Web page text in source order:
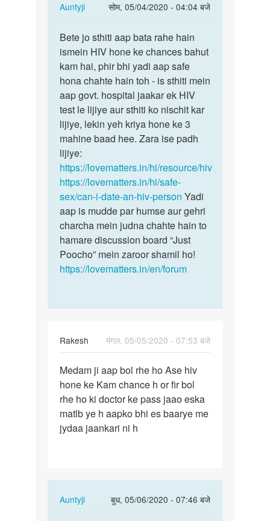
Auntyji
सोम, 05/04/2020 - 04:04 बजे
In
to
Medam
ji
Mene
ek
ladki
se…
by
Bete
jo
sthiti
aap
bata
rahe…
Bete jo sthiti aap bata rahe hain
ismein HIV hone ke chances bahut
kam hai, phir bhi yadi aap safe
hona chahte hain toh - is sthiti mein
aap govt. hospital jaakar ek HIV
test le lijiye aur sthiti ko nischit kar
lijiye, lekin yeh kriya hone ke 3
mahine baad hee. Zara ise padh
lijiye:
https://lovematters.in/hi/resource/hiv
https://lovematters.in/hi/safe-
sex/can-i-date-an-hiv-person Yadi
aap is mudde par humse aur gehri
charcha mein judna chahte hain to
hamare discussion board “Just
Poocho” mein zaroor shamil ho!
https://lovematters.in/en/forum
Rakesh
मंगल, 05/05/2020 - 07:53 बजे
Medam
ji
aap
bol
rhe
Medam ji aap bol rhe ho Ase hiv
hone ke Kam chance h or fir bol
rhe ho ki doctor ke pass jaao eska
matlb ye h aapko bhi es baarye me
jydaa jaankari ni h
Auntyji
बुध, 05/06/2020 - 07:46 बजे
In